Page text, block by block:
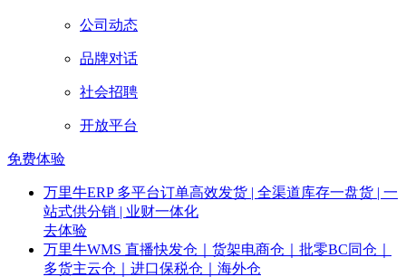
公司动态
品牌对话
社会招聘
开放平台
免费体验
万里牛ERP 多平台订单高效发货 | 全渠道库存一盘货 | 一
站式供分销 | 业财一体化
去体验
万里牛WMS 直播快发仓｜货架电商仓｜批零BC同仓｜
多货主云仓｜进口保税仓｜海外仓